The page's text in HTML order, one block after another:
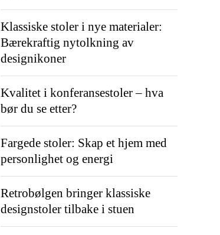
Klassiske stoler i nye materialer:
Bærekraftig nytolkning av
designikoner
Kvalitet i konferansestoler – hva
bør du se etter?
Fargede stoler: Skap et hjem med
personlighet og energi
Retrobølgen bringer klassiske
designstoler tilbake i stuen